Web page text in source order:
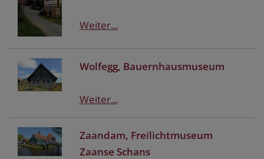
Weiter...
Wolfegg, Bauernhausmuseum
Weiter...
Zaandam, Freilichtmuseum
Zaanse Schans